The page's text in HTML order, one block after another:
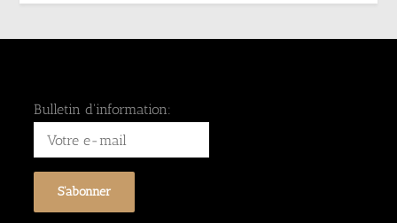
Bulletin d'information: